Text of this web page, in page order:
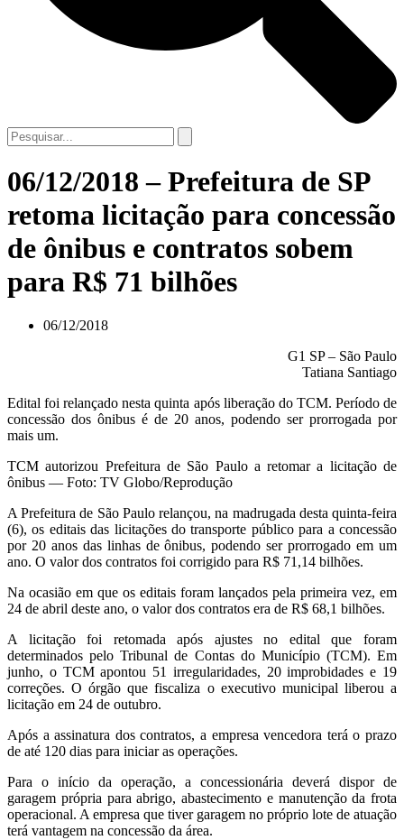
06/12/2018 – Prefeitura de SP
retoma licitação para concessão
de ônibus e contratos sobem
para R$ 71 bilhões
06/12/2018
G1 SP – São Paulo
Tatiana Santiago
Edital foi relançado nesta quinta após liberação do TCM. Período de
concessão dos ônibus é de 20 anos, podendo ser prorrogada por
mais um.
TCM autorizou Prefeitura de São Paulo a retomar a licitação de
ônibus — Foto: TV Globo/Reprodução
A Prefeitura de São Paulo relançou, na madrugada desta quinta-feira
(6), os editais das licitações do transporte público para a concessão
por 20 anos das linhas de ônibus, podendo ser prorrogado em um
ano. O valor dos contratos foi corrigido para R$ 71,14 bilhões.
Na ocasião em que os editais foram lançados pela primeira vez, em
24 de abril deste ano, o valor dos contratos era de R$ 68,1 bilhões.
A licitação foi retomada após ajustes no edital que foram
determinados pelo Tribunal de Contas do Município (TCM). Em
junho, o TCM apontou 51 irregularidades, 20 improbidades e 19
correções. O órgão que fiscaliza o executivo municipal liberou a
licitação em 24 de outubro.
Após a assinatura dos contratos, a empresa vencedora terá o prazo
de até 120 dias para iniciar as operações.
Para o início da operação, a concessionária deverá dispor de
garagem própria para abrigo, abastecimento e manutenção da frota
operacional. A empresa que tiver garagem no próprio lote de atuação
terá vantagem na concessão da área.